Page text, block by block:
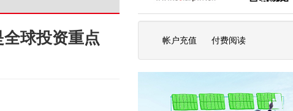
球投资重点 帐户充值 付费阅读